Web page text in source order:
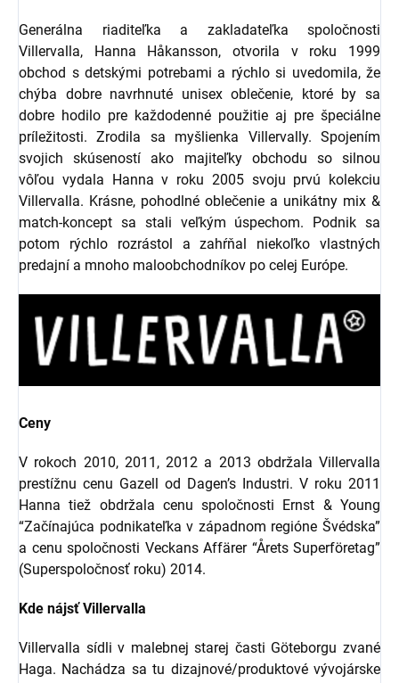
Generálna riaditeľka a zakladateľka spoločnosti
Villervalla, Hanna Håkansson, otvorila v roku 1999
obchod s detskými potrebami a rýchlo si uvedomila, že
chýba dobre navrhnuté unisex oblečenie, ktoré by sa
dobre hodilo pre každodenné použitie aj pre špeciálne
príležitosti. Zrodila sa myšlienka Villervally. Spojením
svojich skúseností ako majiteľky obchodu so silnou
vôľou vydala Hanna v roku 2005 svoju prvú kolekciu
Villervalla. Krásne, pohodlné oblečenie a unikátny mix &
match-koncept sa stali veľkým úspechom. Podnik sa
potom rýchlo rozrástol a zahŕňal niekoľko vlastných
predajní a mnoho maloobchodníkov po celej Európe.
Ceny
V rokoch 2010, 2011, 2012 a 2013 obdržala Villervalla
prestížnu cenu Gazell od Dagen’s Industri. V roku 2011
Hanna tiež obdržala cenu spoločnosti Ernst & Young
“Začínajúca podnikateľka v západnom regióne Švédska”
a cenu spoločnosti Veckans Affärer “Årets Superföretag”
(Superspoločnosť roku) 2014.
Kde nájsť Villervalla
Villervalla sídli v malebnej starej časti Göteborgu zvané
Haga. Nachádza sa tu dizajnové/produktové vývojárske